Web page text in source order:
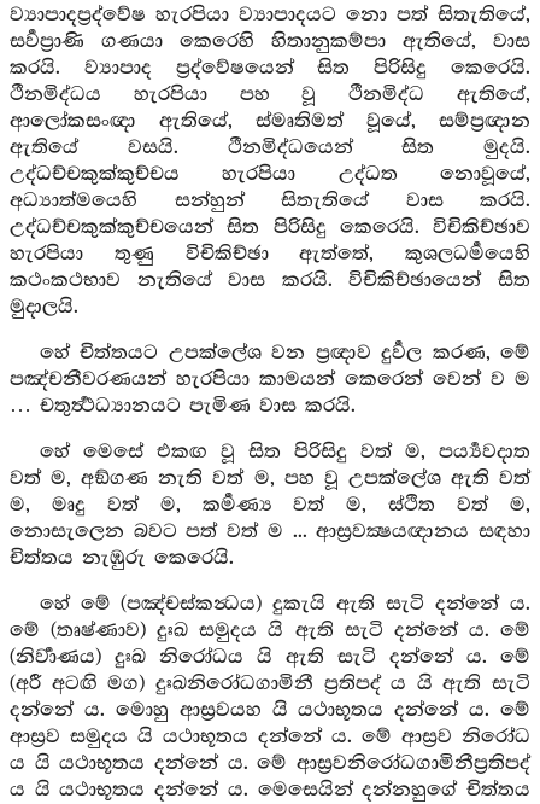
ව්‍යාපාදප්‍රද්වේෂ හැරපියා ව්‍යාපාදයට නො පත් සිතැතියේ,
සර්‍වප්‍රාණි ගණයා කෙරෙහි හිතානුකම්පා ඇතියේ, වාස
කරයි. ව්‍යාපාද ප්‍රද්වේෂයෙන් සිත පිරිසිදු කෙරෙයි.
ථීනමිද්ධය හැරපියා පහ වූ ථීනමිද්ධ ඇතියේ,
ආලෝකසංඥා ඇතියේ, ස්මෘතිමත් වූයේ, සම්ප්‍රඥාන
ඇතියේ වසයි. ථීනමිද්ධයෙන් සිත මුදයි.
උද්ධච්චකුක්කුච්චය හැරපියා උද්ධත නොවූයේ,
අධ්‍යාත්මයෙහි සන්හුන් සිතැතියේ වාස කරයි.
උද්ධච්චකුක්කුච්චයෙන් සිත පිරිසිදු කෙරෙයි. විචිකිච්ඡාව
හැරපියා තුණු විචිකිච්ඡා ඇත්තේ, කුශලධර්‍මයෙහි
කථංකථභාව නැතියේ වාස කරයි. විචිකිච්ඡායෙන් සිත
මුදාලයි.
හේ චිත්තයට උපක්ලේශ වන ප්‍රඥාව දුර්‍වල කරණ, මේ
පඤ්චනීවරණයන් හැරපියා කාමයන් කෙරෙන් වෙන් ව ම
… චතුර්‍ත්‍ථධ්‍යානයට පැමිණ වාස කරයි.
හේ මෙසේ එකඟ වූ සිත පිරිසිදු වත් ම, පර්‍ය්‍යවදාත
වත් ම, අඞ්ගණ නැති වත් ම, පහ වූ උපක්ලේශ ඇති වත්
ම, මෘදු වත් ම, කර්‍මණ්‍ය වත් ම, ස්ථිත වත් ම,
නොසැලෙන බවට පත් වත් ම ... ආස්‍රවක්‍ෂයඥානය සඳහා
චිත්තය නැඹුරු කෙරෙයි.
හේ මේ (පඤ්චස්කන්‍ධය) දුකැයි ඇති සැටි දන්නේ ය.
මේ (තෘෂ්ණාව) දුඃඛ සමුදය යි ඇති සැටි දන්නේ ය. මේ
(නිර්‍වාණය) දුඃඛ නිරෝධය යි ඇති සැටි දන්නේ ය. මේ
(අරී අටඟි මග) දුඃඛනිරෝධගාමිනී ප්‍රතිපද් ය යි ඇති සැටි
දන්නේ ය. මොහු ආස්‍රවයහ යි යථාභූතය දන්නේ ය. මේ
ආස්‍රව සමුදය යි යථාභූතය දන්නේ ය. මේ ආස්‍රව නිරෝධ
ය යි යථාභූතය දන්නේ ය. මේ ආස්‍රවනිරෝධගාමිනීප්‍රතිපද්
ය යි යථාභූතය දන්නේ ය. මෙසෙයින් දන්නහුගේ චිත්තය